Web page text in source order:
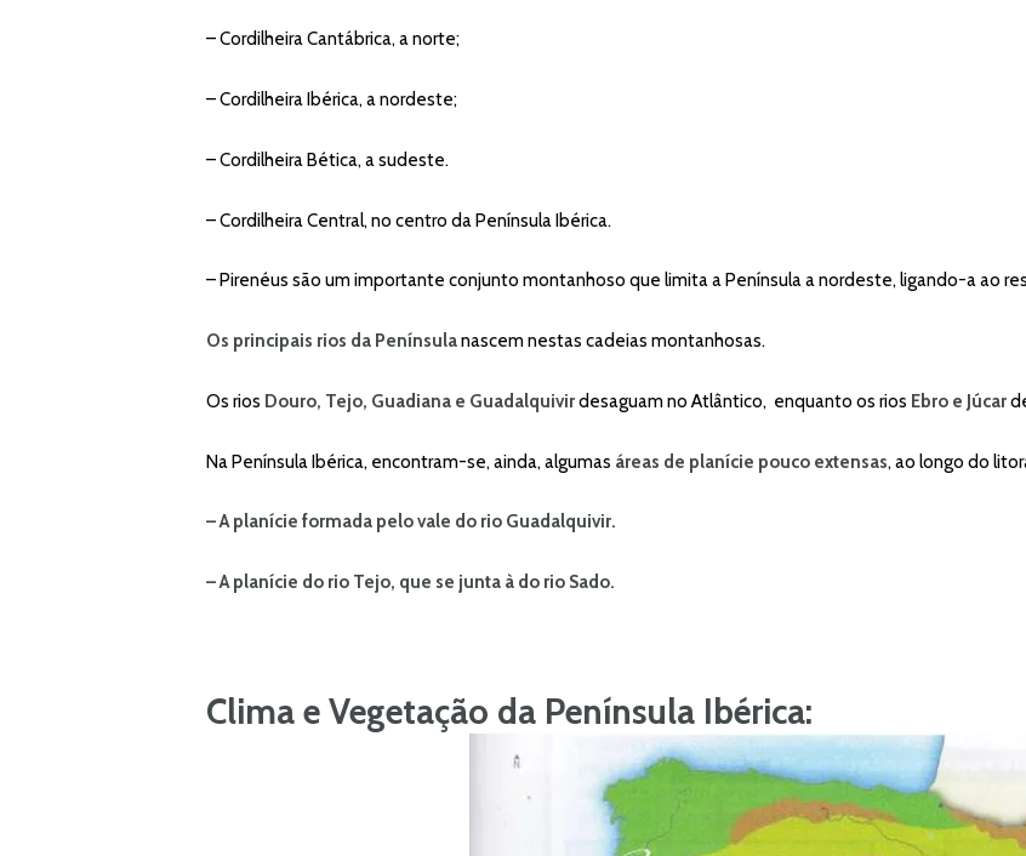
– Cordilheira Cantábrica, a norte;
– Cordilheira Ibérica, a nordeste;
– Cordilheira Bética, a sudeste.
– Cordilheira Central, no centro da Península Ibérica.
– Pirenéus são um importante conjunto montanhoso que limita a Península a nordeste, ligando-a ao
Os principais rios da Penínsulanascem nestas cadeias montanhosas.
Os rios Douro, Tejo, Guadiana e Guadalquivirdesaguam no Atlântico, enquanto os rios Ebro e Júcar
Na Península Ibérica, encontram-se, ainda, algumas áreas de planície pouco extensas, ao longo do
– A planície formada pelo vale do rio Guadalquivir.
– A planície do rio Tejo, que se junta à do rio Sado.
Clima e Vegetação da Península Ibérica: